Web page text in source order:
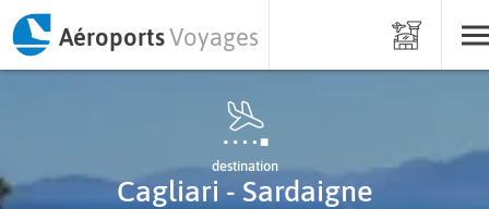
AéroportsVoyages
destination
Cagliari - Sardaigne